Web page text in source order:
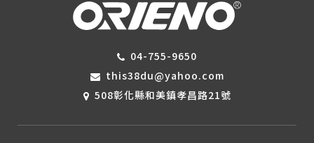
04-755-9650
this38du@yahoo.com
508彰化縣和美鎮孝昌路21號